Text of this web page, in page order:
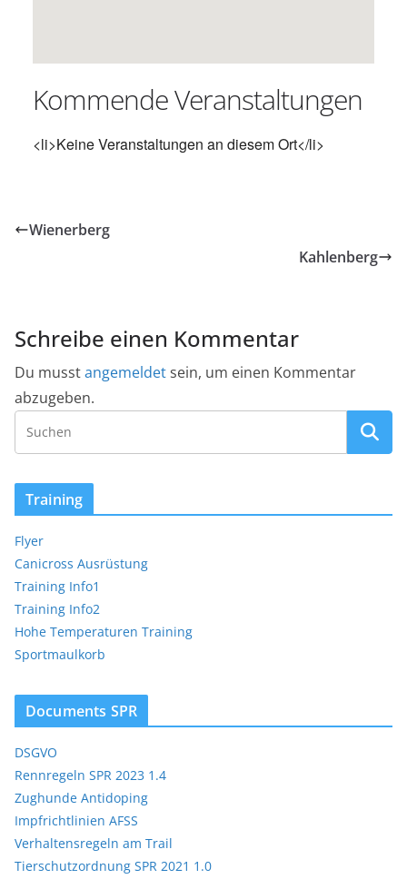
Kommende Veranstaltungen
<li>Keine Veranstaltungen an diesem Ort</li>
Wienerberg
Kahlenberg
Schreibe einen Kommentar
Du musstangemeldetsein, um einen Kommentar
abzugeben.
Training
Flyer
Canicross Ausrüstung
Training Info1
Training Info2
Hohe Temperaturen Training
Sportmaulkorb
Documents SPR
DSGVO
Rennregeln SPR 2023 1.4
Zughunde Antidoping
Impfrichtlinien AFSS
Verhaltensregeln am Trail
Tierschutzordnung SPR 2021 1.0